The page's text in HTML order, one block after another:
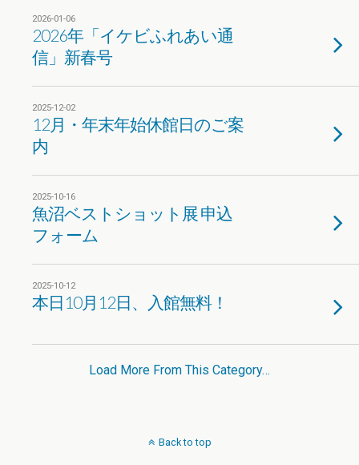
2026-01-06
2026年「イケビふれあい通
信」新春号
2025-12-02
12月・年末年始休館日のご案
内
2025-10-16
魚沼ベストショット展 申込
フォーム
2025-10-12
本日10月12日、入館無料！
Load More From This Category…
Back to top